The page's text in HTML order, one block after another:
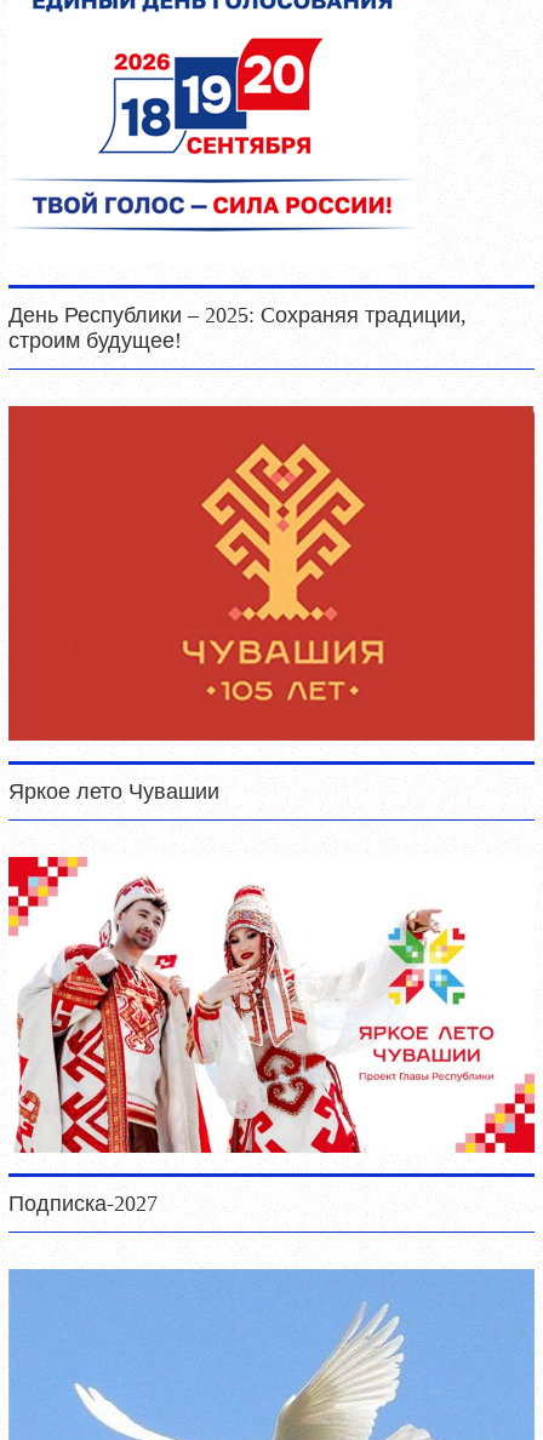
День Республики – 2025: Cохраняя традиции,
строим будущее!
Яркое лето Чувашии
Подписка-2027